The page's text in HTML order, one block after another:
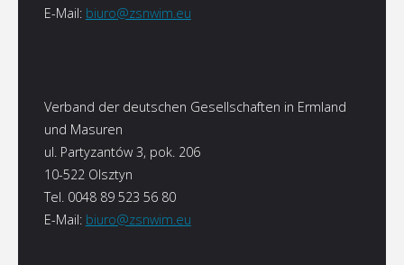
E-Mail: biuro@zsnwim.eu
Verband der deutschen Gesellschaften in Ermland
und Masuren
ul. Partyzantów 3, pok. 206
10-522 Olsztyn
Tel. 0048 89 523 56 80
E-Mail: biuro@zsnwim.eu